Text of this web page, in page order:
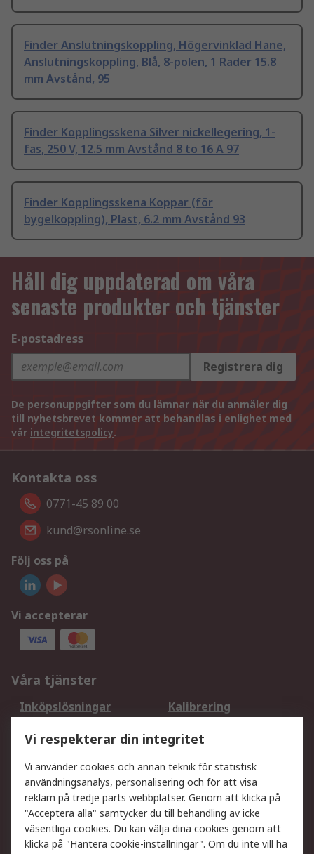
Finder Anslutningskoppling, Högervinklad Hane,
Anslutningskoppling, Blå, 8-polen, 1 Rader 15.8
mm Avstånd, 95
Finder Kopplingsskena Silver nickellegering, 1-
fas, 250 V, 12.5 mm Avstånd 8 to 16 A 97
Finder Kopplingsskena Koppar (för
bygelkoppling), Plast, 6.2 mm Avstånd 93
Håll dig uppdaterad om våra
senaste produkter och tjänster
E-postadress
Registrera dig
De personuppgifter som du lämnar när du anmäler dig
till nyhetsbrevet kommer att behandlas i enlighet med
vår integritetspolicy.
Kontakta oss
0771-45 89 00
kund@rsonline.se
Följ oss på
Vi accepterar
Våra tjänster
Inköpslösningar
Kalibrering
DesignSpark
Teknisk Support
Ditt lokala säljteam
Exportlösningar
Support
Få hjälp
Retur av varor
Leverans
Spåra din order
Vi respekterar din integritet
Vi använder cookies och annan teknik för statistisk
användningsanalys, personalisering och för att visa
reklam på tredje parts webbplatser. Genom att klicka på
"Acceptera alla" samtycker du till behandling av icke
väsentliga cookies. Du kan välja dina cookies genom att
klicka på "Hantera cookie-inställningar". Om du inte vill ha